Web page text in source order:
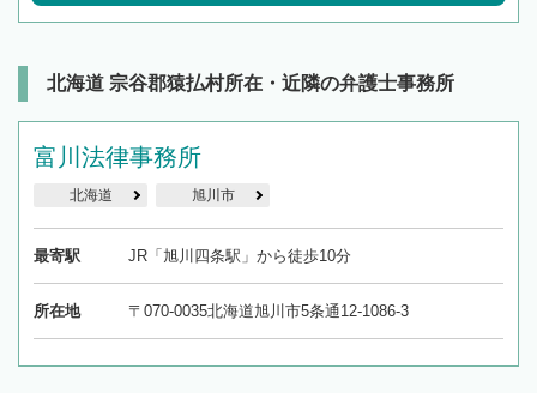
北海道 宗谷郡猿払村所在・近隣の弁護士事務所
富川法律事務所
北海道 旭川市
最寄駅 JR「旭川四条駅」から徒歩10分
所在地 〒070-0035北海道旭川市5条通12-1086-3